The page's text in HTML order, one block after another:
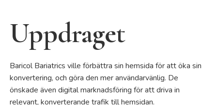
Uppdraget
Baricol Bariatrics ville förbättra sin hemsida för att öka sin
konvertering, och göra den mer användarvänlig. De
önskade även digital marknadsföring för att driva in
relevant, konverterande trafik till hemsidan.